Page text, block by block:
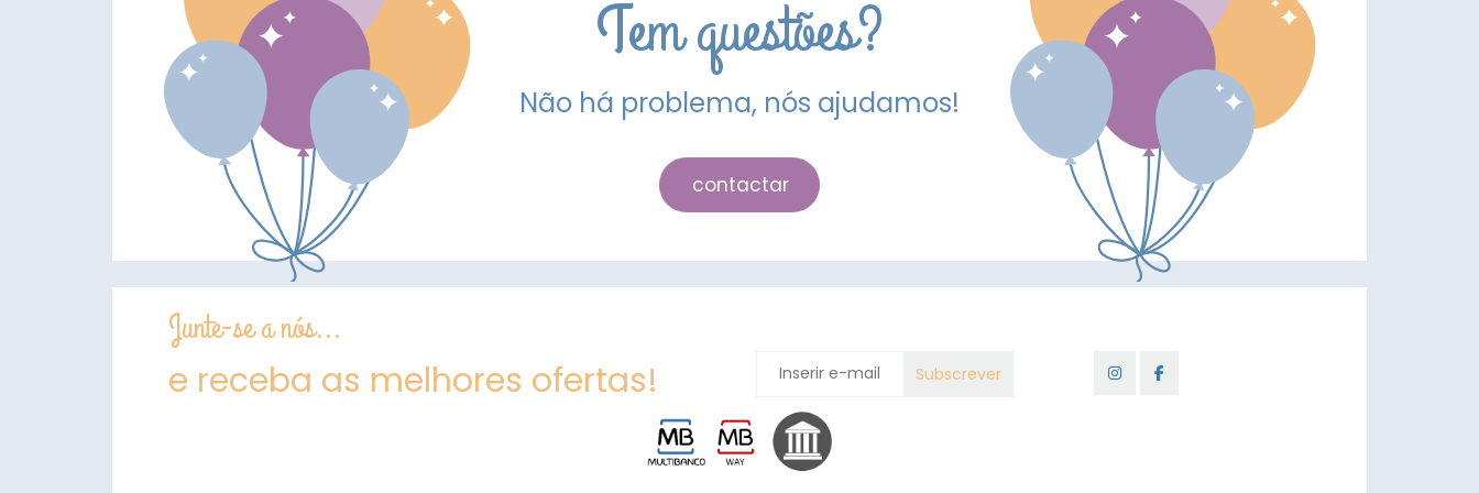
Tem questões?
Não há problema, nós ajudamos!
contactar
Junte-se a nós...
e receba as melhores ofertas!